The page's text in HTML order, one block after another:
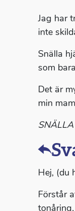
Jag har
inte
Snälla
som
Det är
min
Hej, (du
Förstår